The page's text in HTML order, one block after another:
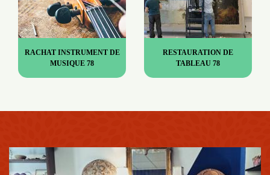
RACHAT INSTRUMENT DE
MUSIQUE 78
RESTAURATION DE
TABLEAU 78